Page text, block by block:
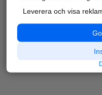
Leverera och visa